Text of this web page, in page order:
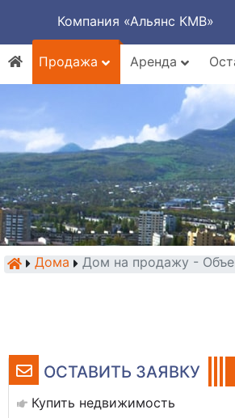
Компания «Альянс КМВ»
Продажа
Аренда
Дома Дом на продажу -
ОСТАВИТЬ ЗАЯВКУ
Купить недвижимость